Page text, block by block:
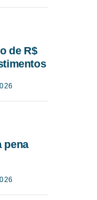
de R$
pena